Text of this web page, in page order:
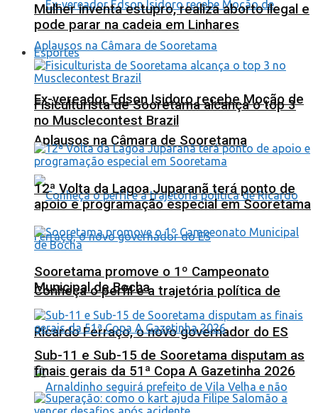
Ex-vereador Edson Isidoro recebe Moção de
Aplausos na Câmara de Sooretama
Conheça o perfil e a trajetória política de
Ricardo Ferraço, o novo governador do ES
Mulher inventa estupro, realiza aborto ilegal e
pode parar na cadeia em Linhares
Esportes
Fisiculturista de Sooretama alcança o top 3
no Musclecontest Brazil
12ª Volta da Lagoa Juparanã terá ponto de
apoio e programação especial em Sooretama
Sooretama promove o 1º Campeonato
Municipal de Bocha
Sub-11 e Sub-15 de Sooretama disputam as
finais gerais da 51ª Copa A Gazetinha 2026